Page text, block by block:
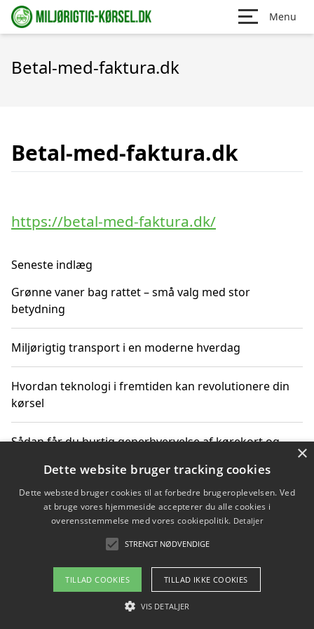
Menu
Betal-med-faktura.dk
Betal-med-faktura.dk
https://betal-med-faktura.dk/
Seneste indlæg
Grønne vaner bag rattet – små valg med stor
betydning
Miljørigtig transport i en moderne hverdag
Hvordan teknologi i fremtiden kan revolutionere din
kørsel
Sådan får du hurtig generhvervelse af kørekort og
Sådan lærer du miljørigtig kørsel hos en køreskole i
Gentofte
Copyright 2026 - Pilanto Aps
Om / kontakt
×
Dette website bruger tracking cookies
Dette websted bruger cookies til at forbedre brugeroplevelsen. Ved
at bruge vores hjemmeside accepterer du alle cookies i
overensstemmelse med vores cookiepolitik. Detaljer
STRENGT NØDVENDIGE
TILLAD COOKIES TILLAD IKKE COOKIES
VIS DETALJER